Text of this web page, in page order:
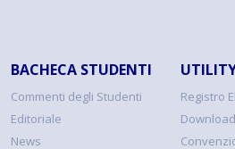
BACHECA STUDENTI
Commenti degli Studenti
Editoriale
News
Registro